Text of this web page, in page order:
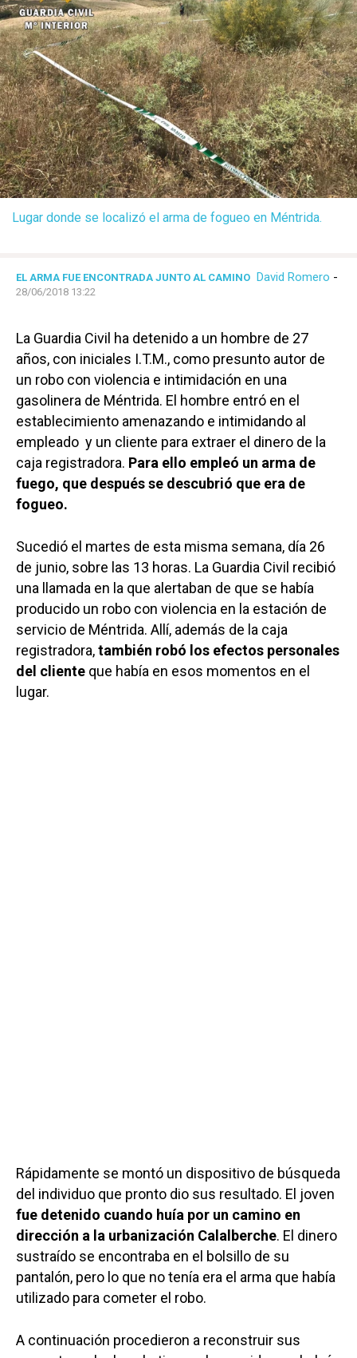
Lugar donde se localizó el arma de fogueo en Méntrida.
EL ARMA FUE ENCONTRADA JUNTO AL CAMINO David Romero -
28/06/2018 13:22
La Guardia Civil ha detenido a un hombre de 27
años, con iniciales I.T.M., como presunto autor de
un robo con violencia e intimidación en una
gasolinera de Méntrida. El hombre entró en el
establecimiento amenazando e intimidando al
empleado y un cliente para extraer el dinero de la
caja registradora. Para ello empleó un arma de
fuego, que después se descubrió que era de
fogueo.
Sucedió el martes de esta misma semana, día 26
de junio, sobre las 13 horas. La Guardia Civil recibió
una llamada en la que alertaban de que se había
producido un robo con violencia en la estación de
servicio de Méntrida. Allí, además de la caja
registradora,también robó los efectos personales
del cliente que había en esos momentos en el
lugar.
Rápidamente se montó un dispositivo de búsqueda
del individuo que pronto dio sus resultado. El joven
fue detenido cuando huía por un camino en
dirección a la urbanización Calalberche. El dinero
sustraído se encontraba en el bolsillo de su
pantalón, pero lo que no tenía era el arma que había
utilizado para cometer el robo.
A continuación procedieron a reconstruir sus